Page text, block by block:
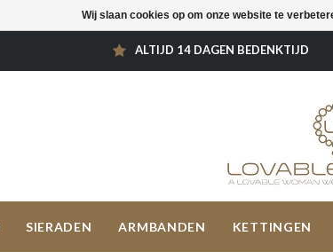
ALTIJD 14 DAGEN BEDENKTIJD
SIERADEN ARMBANDEN KETTINGEN
Wij slaan cookies op om onze website te